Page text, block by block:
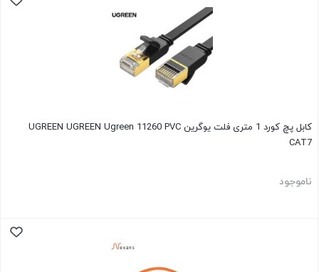
کابل پچ کورد 1 متری فلت یوگرین UGREEN UGREEN Ugreen 11260 PVC
CAT7
ناموجود